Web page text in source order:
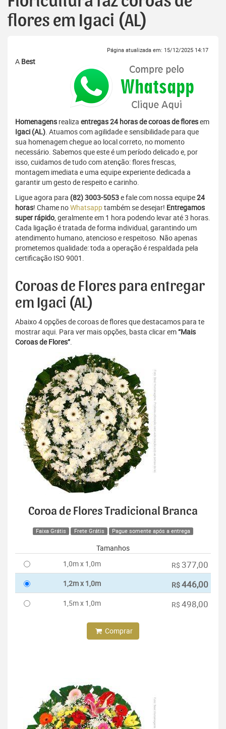
flores em Igaci (AL)
Página atualizada em: 15/12/2025 14:17
A Best
Homenagens realiza entregas 24 horas de coroas de floresem
Igaci (AL). Atuamos com agilidade e sensibilidade para que
sua homenagem chegue ao local correto, no momento
necessário. Sabemos que este é um período delicado e, por
isso, cuidamos de tudo com atenção: flores frescas,
montagem imediata e uma equipe experiente dedicada a
garantir um gesto de respeito e carinho.
Ligue agora para (82) 3003-5053e fale com nossa equipe24
horas! Chame noWhatsapptambém se desejar! Entregamos
super rápido, geralmente em 1 hora podendo levar até 3 horas.
Cada ligação é tratada de forma individual, garantindo um
atendimento humano, atencioso e respeitoso. Não apenas
prometemos qualidade: toda a operação é respaldada pela
certificação ISO 9001.
Coroas de Flores para entregar
em Igaci (AL)
Abaixo 4 opções de coroas de flores que destacamos para te
mostrar aqui. Para ver mais opções, basta clicar em“Mais
Coroas de Flores”.
Coroa de Flores Tradicional Branca
Faixa Grátis Frete Grátis Pague somente após a entrega
Tamanhos
1,0m x 1,0m
R$ 377,00
1,2m x 1,0m R$446,00
1,5m x 1,0m R$ 498,00
Comprar